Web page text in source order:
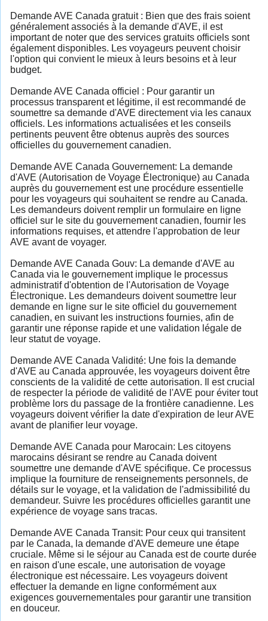
Demande AVE Canada gratuit : Bien que des frais soient
généralement associés à la demande d'AVE, il est
important de noter que des services gratuits officiels sont
également disponibles. Les voyageurs peuvent choisir
l'option qui convient le mieux à leurs besoins et à leur
budget.
Demande AVE Canada officiel : Pour garantir un
processus transparent et légitime, il est recommandé de
soumettre sa demande d'AVE directement via les canaux
officiels. Les informations actualisées et les conseils
pertinents peuvent être obtenus auprès des sources
officielles du gouvernement canadien.
Demande AVE Canada Gouvernement: La demande
d'AVE (Autorisation de Voyage Électronique) au Canada
auprès du gouvernement est une procédure essentielle
pour les voyageurs qui souhaitent se rendre au Canada.
Les demandeurs doivent remplir un formulaire en ligne
officiel sur le site du gouvernement canadien, fournir les
informations requises, et attendre l'approbation de leur
AVE avant de voyager.
Demande AVE Canada Gouv: La demande d'AVE au
Canada via le gouvernement implique le processus
administratif d'obtention de l'Autorisation de Voyage
Électronique. Les demandeurs doivent soumettre leur
demande en ligne sur le site officiel du gouvernement
canadien, en suivant les instructions fournies, afin de
garantir une réponse rapide et une validation légale de
leur statut de voyage.
Demande AVE Canada Validité: Une fois la demande
d'AVE au Canada approuvée, les voyageurs doivent être
conscients de la validité de cette autorisation. Il est crucial
de respecter la période de validité de l'AVE pour éviter tout
problème lors du passage de la frontière canadienne. Les
voyageurs doivent vérifier la date d'expiration de leur AVE
avant de planifier leur voyage.
Demande AVE Canada pour Marocain: Les citoyens
marocains désirant se rendre au Canada doivent
soumettre une demande d'AVE spécifique. Ce processus
implique la fourniture de renseignements personnels, de
détails sur le voyage, et la validation de l'admissibilité du
demandeur. Suivre les procédures officielles garantit une
expérience de voyage sans tracas.
Demande AVE Canada Transit: Pour ceux qui transitent
par le Canada, la demande d'AVE demeure une étape
cruciale. Même si le séjour au Canada est de courte durée
en raison d'une escale, une autorisation de voyage
électronique est nécessaire. Les voyageurs doivent
effectuer la demande en ligne conformément aux
exigences gouvernementales pour garantir une transition
en douceur.